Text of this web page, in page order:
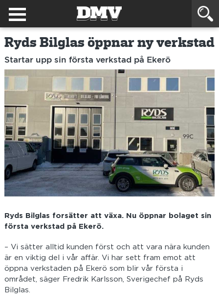
Ryds Bilglas öppnar ny verkstad
Startar upp sin första verkstad på Ekerö
Ryds Bilglas forsätter att växa. Nu öppnar bolaget sin
första verkstad på Ekerö.
– Vi sätter alltid kunden först och att vara nära kunden
är en viktig del i vår affär. Vi har sett fram emot att
öppna verkstaden på Ekerö som blir vår första i
området, säger Fredrik Karlsson, Sverigechef på Ryds
Bilglas.